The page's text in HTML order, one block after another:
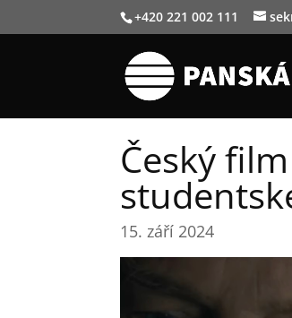
+420 221 002 111
Český
15. září 2024